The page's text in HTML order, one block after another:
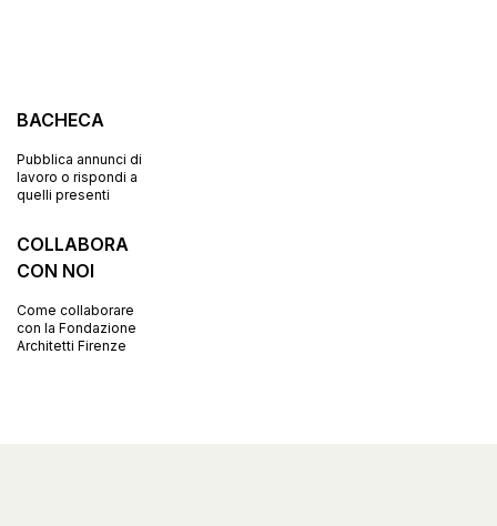
BACHECA
Pubblica annunci di
lavoro o rispondi a
quelli presenti
COLLABORA
CON NOI
Come collaborare
con la Fondazione
Architetti Firenze